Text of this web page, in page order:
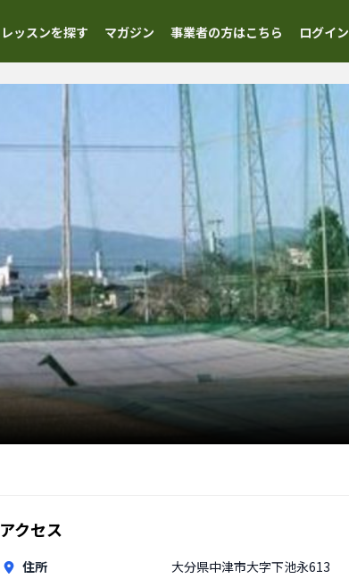
レッスンを探す マガジン 事業者の方はこちら ログイン
アクセス
住所 大分県中津市大字下池永613